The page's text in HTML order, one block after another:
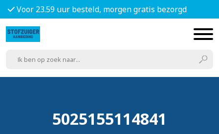
Voor 23.59 uur besteld, morgen gratis bezorgd
5025155114841